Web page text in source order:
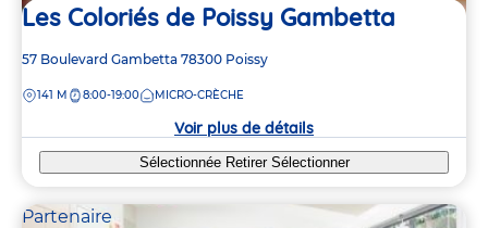
Les Coloriés de Poissy Gambetta
Adresse
la
57 Boulevard Gambetta 78300 Poissy
DISTANCE
141 M 8:00-19:00 MICRO-CRÈCHE
Voir plus de détails
Sélectionnée Retirer Sélectionner
Partenaire